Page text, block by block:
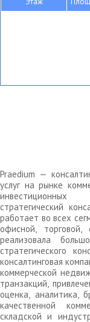
Praedium —
услуг на рынке
инвестиционных
стратегический
работает во всех
офисной, торговой,
реализовала
стратегического
консалтинговая
коммерческой
транзакций,
оценка, аналитика,
качественной
складской и